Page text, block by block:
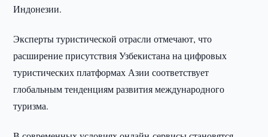
Индонезии.
Эксперты туристической отрасли отмечают, что
расширение присутствия Узбекистана на цифровых
туристических платформах Азии соответствует
глобальным тенденциям развития международного
туризма.